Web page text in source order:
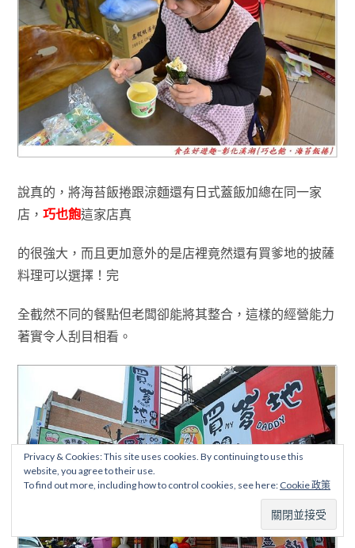
說真的 ，將海苔飯捲跟涼麵還有日式蓋飯加總在同一家
店 ， 巧也飽這家店真
的很強大，而且更加意外的是店裡竟然還有買爹地的披薩
料理可以選擇！ 完
全截然不同的餐點但老闆卻能將其整合，這樣的經營能力
著實令人刮 目相看 。
Privacy & Cookies: This site uses cookies. By continuing to use this
website, you agree to their use.
To find out more, including how to control cookies, see here: Cookie 政策